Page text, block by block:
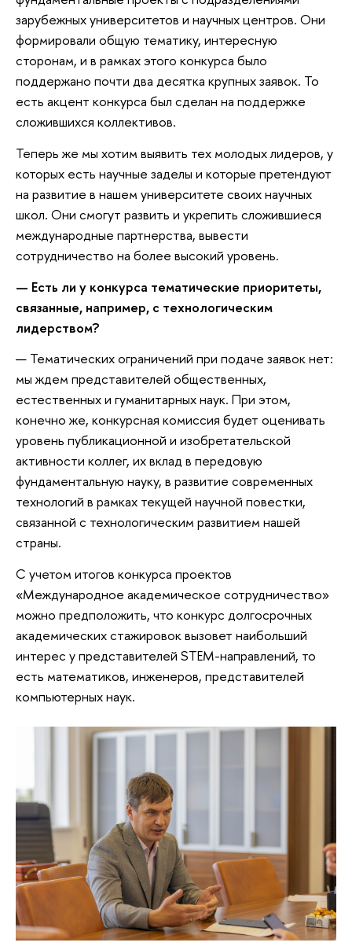
зарубежных университетов и научных центров. Они
формировали общую тематику, интересную
сторонам, и в рамках этого конкурса было
поддержано почти два десятка крупных заявок. То
есть акцент конкурса был сделан на поддержке
сложившихся коллективов.
Теперь же мы хотим выявить тех молодых лидеров, у
которых есть научные заделы и которые претендуют
на развитие в нашем университете своих научных
школ. Они смогут развить и укрепить сложившиеся
международные партнерства, вывести
сотрудничество на более высокий уровень.
— Есть ли у конкурса тематические приоритеты,
связанные, например, с технологическим
лидерством?
— Тематических ограничений при подаче заявок нет:
мы ждем представителей общественных,
естественных и гуманитарных наук. При этом,
конечно же, конкурсная комиссия будет оценивать
уровень публикационной и изобретательской
активности коллег, их вклад в передовую
фундаментальную науку, в развитие современных
технологий в рамках текущей научной повестки,
связанной с технологическим развитием нашей
страны.
С учетом итогов конкурса проектов
«Международное академическое сотрудничество»
можно предположить, что конкурс долгосрочных
академических стажировок вызовет наибольший
интерес у представителей STEM-направлений, то
есть математиков, инженеров, представителей
компьютерных наук.